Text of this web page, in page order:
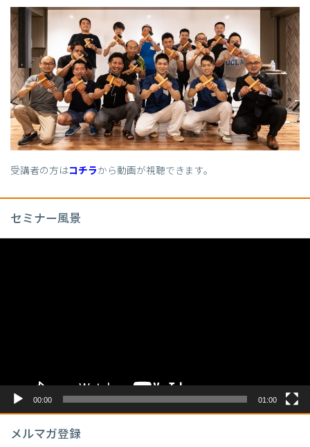
受講者の方はコチラから動画が視聴できます。
セミナー風景
00:00 01:00
メルマガ登録